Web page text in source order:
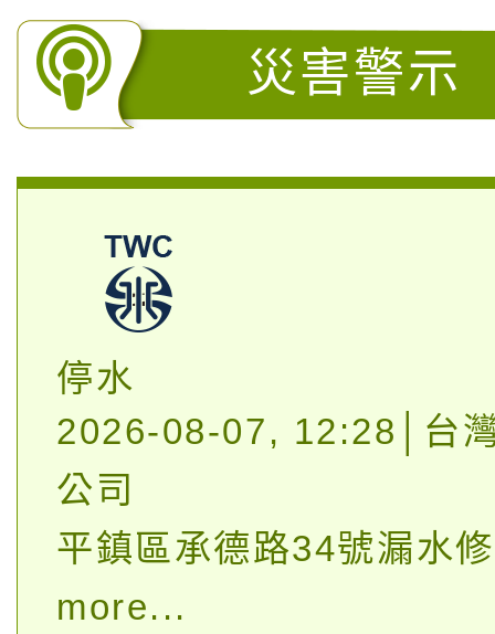
災害警示
停水
2026-08-07, 12:28│台
公司
平鎮區承德路34號漏水
more...